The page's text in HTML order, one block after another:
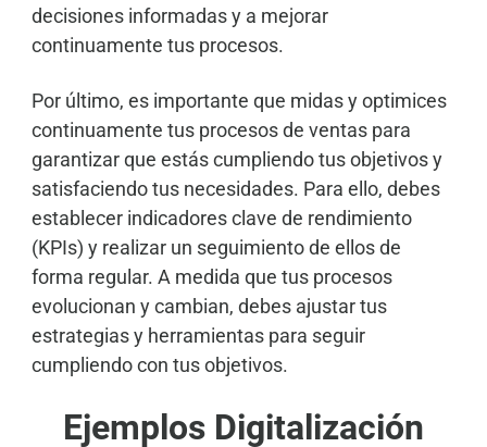
decisiones informadas y a mejorar
continuamente tus procesos.
Por último, es importante que midas y optimices
continuamente tus procesos de ventas para
garantizar que estás cumpliendo tus objetivos y
satisfaciendo tus necesidades. Para ello, debes
establecer indicadores clave de rendimiento
(KPIs) y realizar un seguimiento de ellos de
forma regular. A medida que tus procesos
evolucionan y cambian, debes ajustar tus
estrategias y herramientas para seguir
cumpliendo con tus objetivos.
Ejemplos Digitalización